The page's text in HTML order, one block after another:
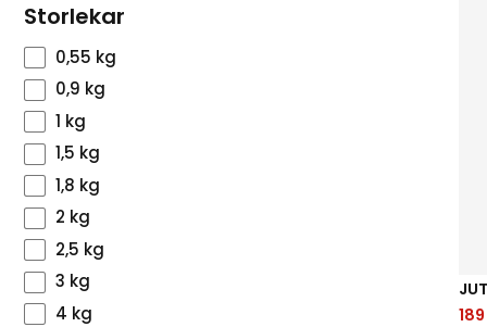
Storlekar
0,55 kg
0,9 kg
1 kg
1,5 kg
1,8 kg
2 kg
2,5 kg
3 kg
4 kg
189